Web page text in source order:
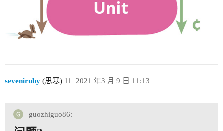
seveniruby (思寒) 2021 年3 月 9 日 11:13
11
guozhiguo86: